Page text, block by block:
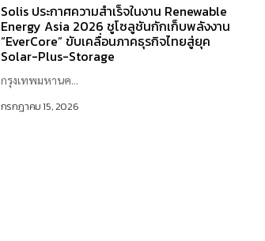
Solis ประกาศความสำเร็จในงาน Renewable
Energy Asia 2026 ชูโซลูชันกักเก็บพลังงาน
“EverCore” ขับเคลื่อนภาคธุรกิจไทยสู่ยุค
Solar-Plus-Storage
กรุงเทพมหานค...
กรกฎาคม 15, 2026